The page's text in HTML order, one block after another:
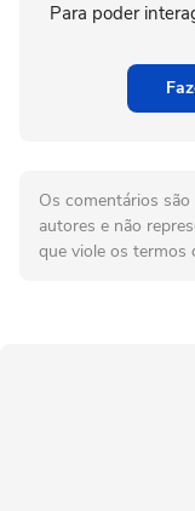
Para poder
Os comentários
autores e não
que viole os termos